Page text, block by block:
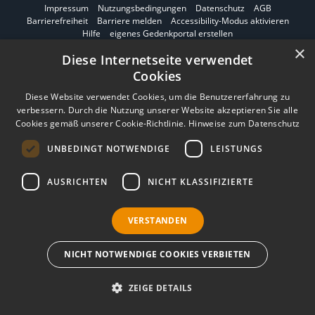
Impressum Nutzungsbedingungen Datenschutz
AGB
Barrierefreiheit
Barriere melden
I
m
c
e
s
s
i
t
-
M
o
u
w
Accessibility-Modus aktivieren
Hilfe
eigenes Gedenkportal erstellen
Vertrag widerrufen
Gedenkportal erstellen
×
Diese Internetseite verwendet
Cookies
Diese Website verwendet Cookies, um die Benutzererfahrung zu
verbessern. Durch die Nutzung unserer Website akzeptieren Sie alle
Cookies gemäß unserer Cookie-Richtlinie. Hinweise zum Datenschutz
UNBEDINGT NOTWENDIGE LEISTUNGS
AUSRICHTEN NICHT KLASSIFIZIERTE
VERSTANDEN
NICHT NOTWENDIGE COOKIES VERBIETEN
ZEIGE DETAILS